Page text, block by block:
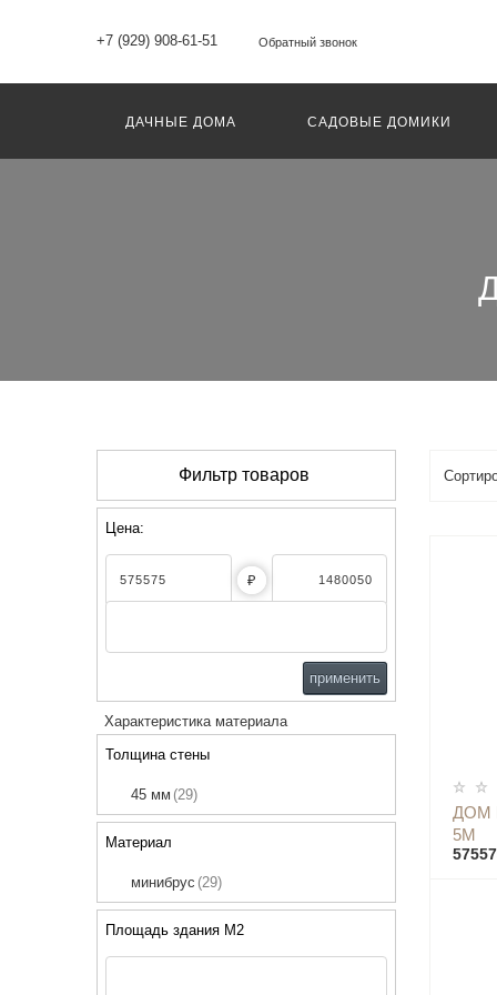
+7 (929) 908-61-51 Обратный звонок
ДАЧНЫЕ ДОМА САДОВЫЕ ДОМИКИ
Фильтр товаров
Цена:
₽
применить
Характеристика материала
Толщина стены
45 мм (29)
Материал
минибрус (29)
Площадь здания М2
ДОМ
5М